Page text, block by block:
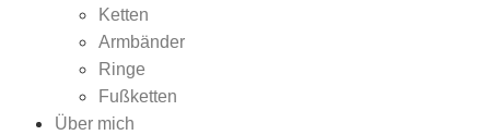
Ketten
Armbänder
Ringe
Fußketten
Über mich